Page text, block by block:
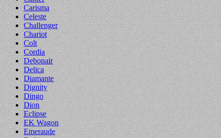
Carisma
Celeste
Challenger
Chariot
Colt
Cordia
Debonair
Delica
Diamante
Dignity
Dingo
Dion
Eclipse
EK Wagon
Emeraude